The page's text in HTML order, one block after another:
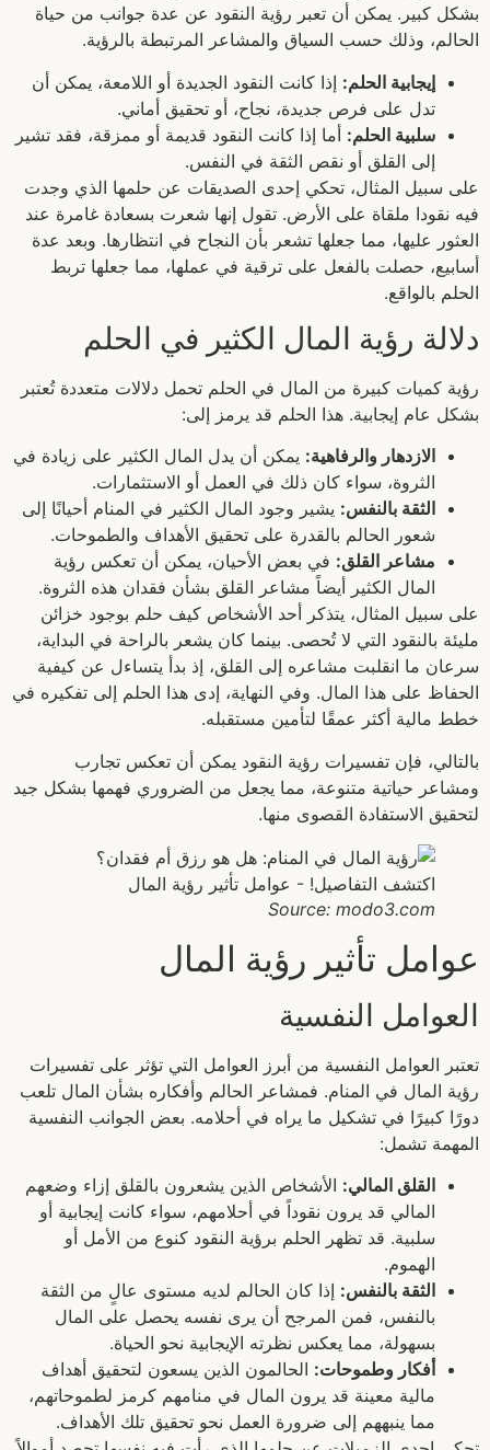
بشكل كبير. يمكن أن تعبر رؤية النقود عن عدة جوانب من حياة
الحالم، وذلك حسب السياق والمشاعر المرتبطة بالرؤية.
إيجابية الحلم: إذا كانت النقود الجديدة أو اللامعة، يمكن أن
تدل على فرص جديدة، نجاح، أو تحقيق أماني.
سلبية الحلم: أما إذا كانت النقود قديمة أو ممزقة، فقد تشير
إلى القلق أو نقص الثقة في النفس.
على سبيل المثال، تحكي إحدى الصديقات عن حلمها الذي وجدت
فيه نقودا ملقاة على الأرض. تقول إنها شعرت بسعادة غامرة عند
العثور عليها، مما جعلها تشعر بأن النجاح في انتظارها. وبعد عدة
أسابيع، حصلت بالفعل على ترقية في عملها، مما جعلها تربط
الحلم بالواقع.
دلالة رؤية المال الكثير في الحلم
رؤية كميات كبيرة من المال في الحلم تحمل دلالات متعددة تُعتبر
بشكل عام إيجابية. هذا الحلم قد يرمز إلى:
الازدهار والرفاهية: يمكن أن يدل المال الكثير على زيادة في
الثروة، سواء كان ذلك في العمل أو الاستثمارات.
الثقة بالنفس: يشير وجود المال الكثير في المنام أحيانًا إلى
شعور الحالم بالقدرة على تحقيق الأهداف والطموحات.
مشاعر القلق: في بعض الأحيان، يمكن أن تعكس رؤية
المال الكثير أيضاً مشاعر القلق بشأن فقدان هذه الثروة.
على سبيل المثال، يتذكر أحد الأشخاص كيف حلم بوجود خزائن
مليئة بالنقود التي لا تُحصى. بينما كان يشعر بالراحة في البداية،
سرعان ما انقلبت مشاعره إلى القلق، إذ بدأ يتساءل عن كيفية
الحفاظ على هذا المال. وفي النهاية، إدى هذا الحلم إلى تفكيره في
خطط مالية أكثر عمقًا لتأمين مستقبله.
بالتالي، فإن تفسيرات رؤية النقود يمكن أن تعكس تجارب
ومشاعر حياتية متنوعة، مما يجعل من الضروري فهمها بشكل جيد
لتحقيق الاستفادة القصوى منها.
Source: modo3.com
عوامل تأثير رؤية المال
العوامل النفسية
تعتبر العوامل النفسية من أبرز العوامل التي تؤثر على تفسيرات
رؤية المال في المنام. فمشاعر الحالم وأفكاره بشأن المال تلعب
دورًا كبيرًا في تشكيل ما يراه في أحلامه. بعض الجوانب النفسية
المهمة تشمل:
القلق المالي: الأشخاص الذين يشعرون بالقلق إزاء وضعهم
المالي قد يرون نقوداً في أحلامهم، سواء كانت إيجابية أو
سلبية. قد تظهر الحلم برؤية النقود كنوع من الأمل أو
الهموم.
الثقة بالنفس: إذا كان الحالم لديه مستوى عالٍ من الثقة
بالنفس، فمن المرجح أن يرى نفسه يحصل على المال
بسهولة، مما يعكس نظرته الإيجابية نحو الحياة.
أفكار وطموحات: الحالمون الذين يسعون لتحقيق أهداف
مالية معينة قد يرون المال في منامهم كرمز لطموحاتهم،
مما ينبههم إلى ضرورة العمل نحو تحقيق تلك الأهداف.